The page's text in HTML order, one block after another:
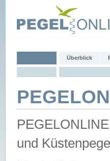
Überblick
und